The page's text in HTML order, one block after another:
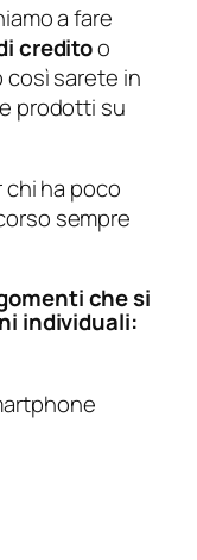
a fare
creditoo
così sarete in
e prodotti su
ha poco
sempre
che si
individuali: